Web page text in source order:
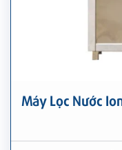
Máy Lọc Nước